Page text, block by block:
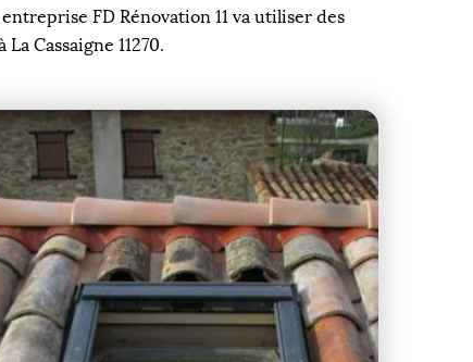
FD Rénovation 11 va utiliser des
Cassaigne 11270.